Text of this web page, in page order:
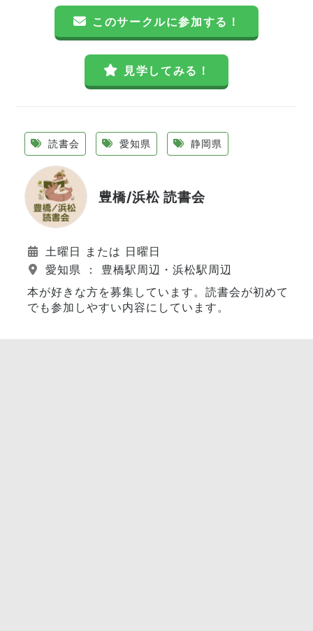
このサークルに参加する！
見学してみる！
読書会 愛知県 静岡県
豊橋/浜松 読書会
土曜日 または 日曜日
愛知県 ： 豊橋駅周辺・浜松駅周辺
本が好きな方を募集しています。読書会が初めて
でも参加しやすい内容にしています。